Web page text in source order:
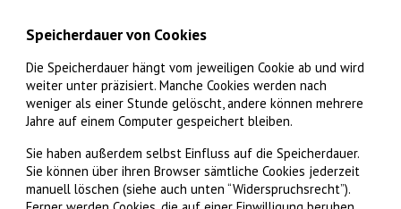
Speicherdauer von Cookies
Die Speicherdauer hängt vom jeweiligen Cookie ab und wird
weiter unter präzisiert. Manche Cookies werden nach
weniger als einer Stunde gelöscht, andere können mehrere
Jahre auf einem Computer gespeichert bleiben.
Sie haben außerdem selbst Einfluss auf die Speicherdauer.
Sie können über ihren Browser sämtliche Cookies jederzeit
manuell löschen (siehe auch unten “Widerspruchsrecht”).